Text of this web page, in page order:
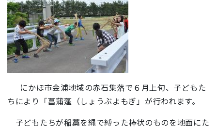
にかほ市金浦地域の赤石集落で６月上旬、子どもた
ちにより「菖蒲蓬（しょうぶよもぎ」が行われます。
子どもたちが稲藁を縄で縛った棒状のものを地面にた